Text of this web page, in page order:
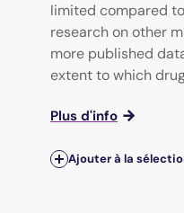
limited compared
research on other
more published
extent to which
Plus d'info
Ajouter à la